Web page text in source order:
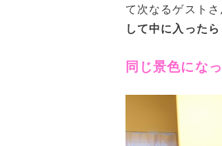
て次なるゲスト
して中に入ったら
同じ景色にな